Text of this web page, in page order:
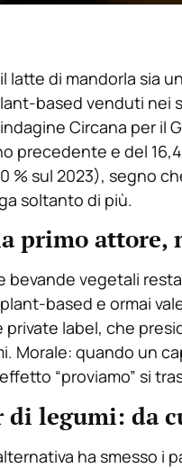
latte di mandorla sia
based venduti nei
Circana per
precedente e del
% sul 2023), segno
soltanto di più.
primo attore,
bevande vegetali
based e ormai
label, che
Morale: quando un
“proviamo” si
di legumi: da
ha smesso i